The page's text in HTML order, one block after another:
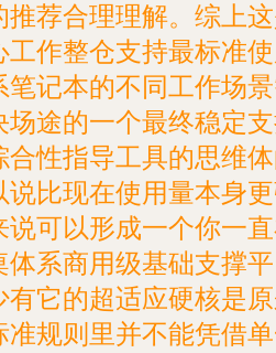
推荐合理理解。综上
工作整仓支持最标准
笔记本的不同工作场
场途的一个最终稳定
合性指导工具的思维
说比现在使用量本身
说可以形成一个你一
体系商用级基础支撑
有它的超适应硬核是
准规则里并不能凭借